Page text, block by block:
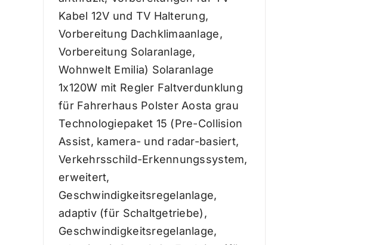
Kabel 12V und TV Halterung,
Vorbereitung Dachklimaanlage,
Vorbereitung Solaranlage,
Wohnwelt Emilia) Solaranlage
1x120W mit Regler Faltverdunklung
für Fahrerhaus Polster Aosta grau
Technologiepaket 15 (Pre-Collision
Assist, kamera- und radar-basiert,
Verkehrsschild-Erkennungssystem,
erweitert,
Geschwindigkeitsregelanlage,
adaptiv (für Schaltgetriebe),
Geschwindigkeitsregelanlage,